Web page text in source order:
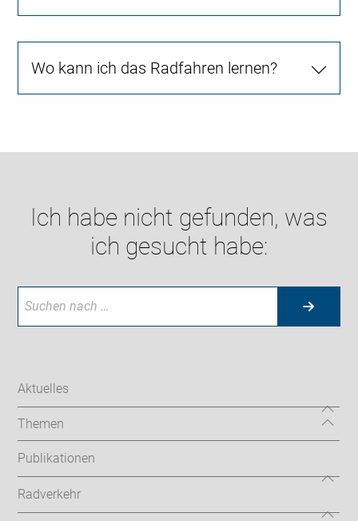
Wo kann ich das Radfahren lernen?
Ich habe nicht gefunden, was
ich gesucht habe:
Aktuelles
Themen
Publikationen
Radverkehr